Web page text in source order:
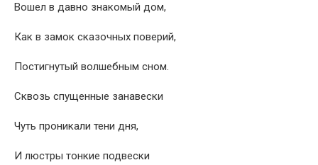
Вошел в давно знакомый дом,
Как в замок сказочных поверий,
Постигнутый волшебным сном.
Сквозь спущенные занавески
Чуть проникали тени дня,
И люстры тонкие подвески